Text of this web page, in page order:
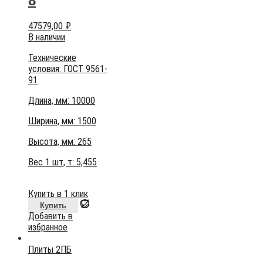
47579,00 ₽
В наличии
Технические
условия: ГОСТ 9561-
91
Длина, мм: 10000
Ширина, мм: 1500
Высота, мм: 265
Вес 1 шт, т: 5,455
Купить в 1 клик
Купить
Добавить в
избранное
Плиты 2ПБ